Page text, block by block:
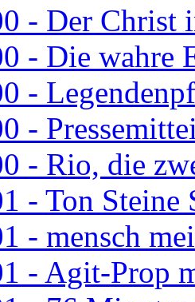
- Der Christ
- Die wahre
-
-
- Rio, die
- Ton Steine
- mensch
- Agit-Prop